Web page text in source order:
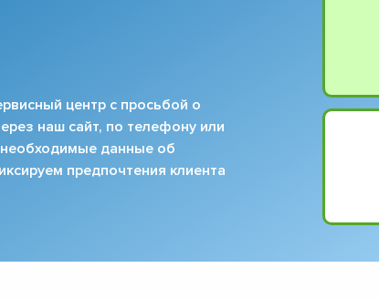
центр с просьбой о
наш сайт, по телефону или
данные об
предпочтения клиента